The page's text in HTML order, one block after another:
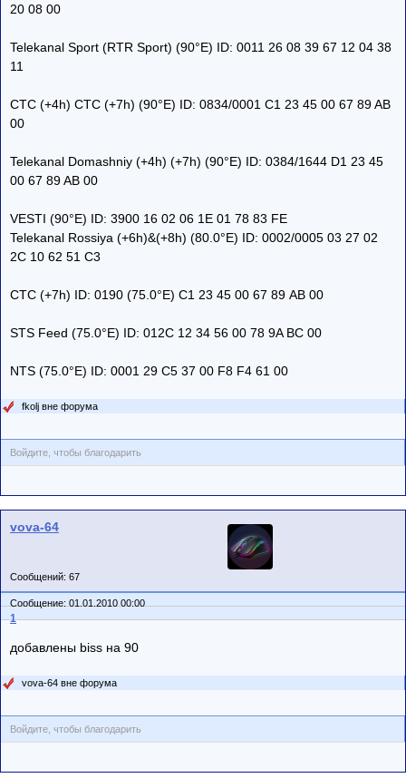
20 08 00
Telekanal Sport (RTR Sport) (90°E) ID: 0011 26 08 39 67 12 04 38
11
СТС (+4h) СТС (+7h) (90°E) ID: 0834/0001 C1 23 45 00 67 89 AB
00
Telekanal Domashniy (+4h) (+7h) (90°E) ID: 0384/1644 D1 23 45
00 67 89 AB 00
VESTI (90°E) ID: 3900 16 02 06 1E 01 78 83 FE
Telekanal Rossiya (+6h)&(+8h) (80.0°E) ID: 0002/0005 03 27 02
2C 10 62 51 C3
СТС (+7h) ID: 0190 (75.0°E) С1 23 45 00 67 89 AB 00
STS Feed (75.0°E) ID: 012C 12 34 56 00 78 9A BC 00
NTS (75.0°E) ID: 0001 29 C5 37 00 F8 F4 61 00
fkolj вне форума
Войдите, чтобы благодарить
vova-64
Сообщений: 67
Сообщение: 01.01.2010 00:00
1
добавлены biss на 90
vova-64 вне форума
Войдите, чтобы благодарить